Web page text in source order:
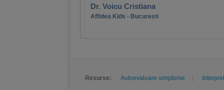
Dr. Voicu Cristiana
Affidea Kids - Bucuresti
Resurse: Autoevaluare simptome